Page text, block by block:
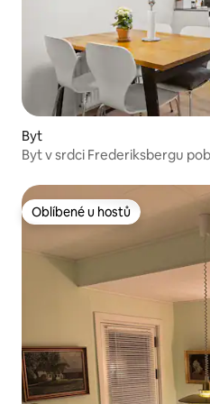
Byt
Byt v srdci Frederiksbergu
Oblíbené u hostů
Oblíbené u hostů